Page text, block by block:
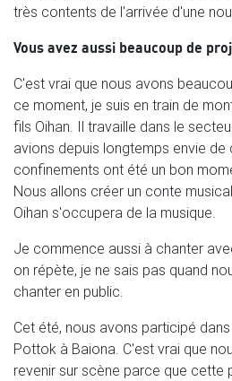
très contents de l'arrivée d'une
Vous avez aussi beaucoup de
C'est vrai que nous avons
ce moment, je suis en train de
fils Oihan. Il travaille dans le
avions depuis longtemps envie de
confinements ont été un bon
Nous allons créer un conte
Oihan s'occupera de la musique.
Je commence aussi à chanter
on répète, je ne sais pas quand
chanter en public.
Cet été, nous avons participé
Pottok à Baiona. C'est vrai que
revenir sur scène parce que cette